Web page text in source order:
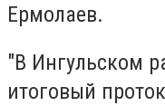
Ермолаев.
"В Ингульском
итоговый